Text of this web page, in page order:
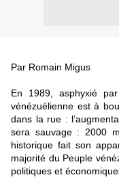
Par Romain Migus
En 1989, asphyxié
vénézuélienne est à
dans la rue :
sera sauvage : 2000
historique fait son
majorité du Peuple
politiques et